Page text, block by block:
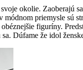
okolie.
priemysle sú
figuríny.
Dúfame že idol